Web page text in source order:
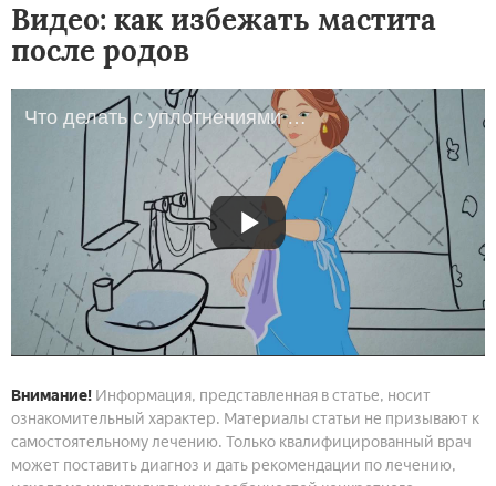
Видео: как избежать мастита
после родов
Что делать с уплотнениями в груди?
Внимание! Информация, представленная в статье, носит
ознакомительный характер. Материалы статьи не призывают к
самостоятельному лечению. Только квалифицированный врач
может поставить диагноз и дать рекомендации по лечению,